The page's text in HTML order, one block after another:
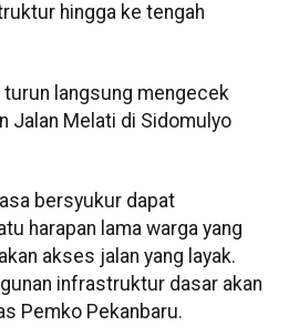
hingga ke tengah
turun langsung mengecek
Jalan Melati di Sidomulyo
bersyukur dapat
harapan lama warga yang
akses jalan yang layak.
infrastruktur dasar akan
Pemko Pekanbaru.